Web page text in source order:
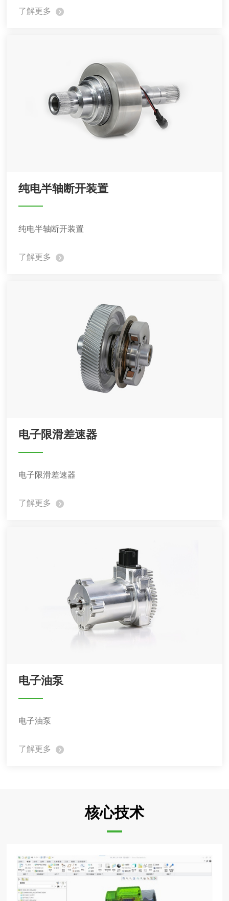
了解更多
纯电半轴断开装置
纯电半轴断开装置
了解更多
电子限滑差速器
电子限滑差速器
了解更多
电子油泵
电子油泵
了解更多
核心技术